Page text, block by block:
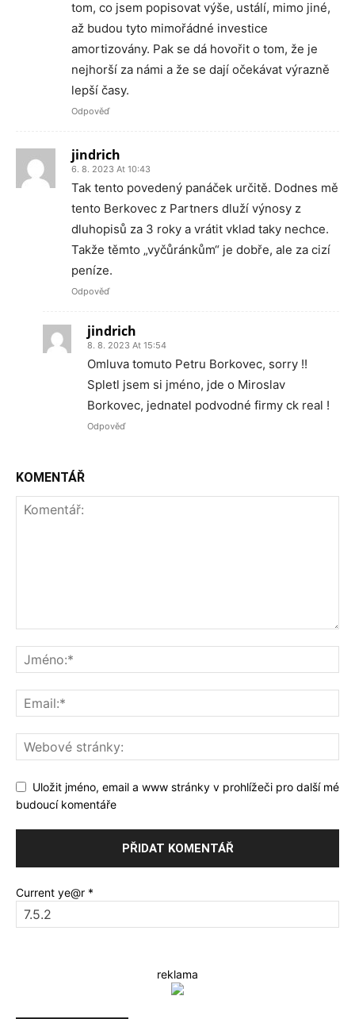
tom, co jsem popisovat výše, ustálí, mimo jiné,
až budou tyto mimořádné investice
amortizovány. Pak se dá hovořit o tom, že je
nejhorší za námi a že se dají očekávat výrazně
lepší časy.
Odpověď
jindrich
6. 8. 2023 At 10:43
Tak tento povedený panáček určitě. Dodnes mě
tento Berkovec z Partners dluží výnosy z
dluhopisů za 3 roky a vrátit vklad taky nechce.
Takže těmto „vyčůránkům“ je dobře, ale za cizí
peníze.
Odpověď
jindrich
8. 8. 2023 At 15:54
Omluva tomuto Petru Borkovec, sorry !!
Spletl jsem si jméno, jde o Miroslav
Borkovec, jednatel podvodné firmy ck real !
Odpověď
KOMENTÁŘ
Uložit jméno, email a www stránky v prohlížeči pro další mé
budoucí komentáře
Current ye@r *
reklama